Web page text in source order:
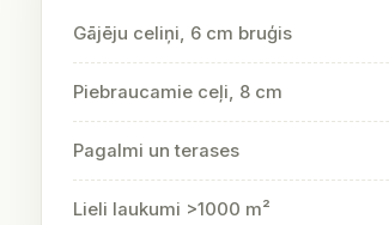
Gājēju celiņi, 6 cm bruģis
Piebraucamie ceļi, 8 cm
Pagalmi un terases
Lieli laukumi >1000 m²